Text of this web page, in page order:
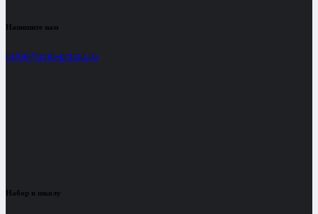
Напишите нам
info@zenit-penza.ru
Набор в школу